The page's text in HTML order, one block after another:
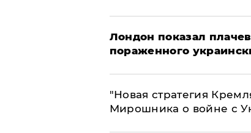
Лондон показал
пораженного
"Новая стратегия
Мирошника о войне с